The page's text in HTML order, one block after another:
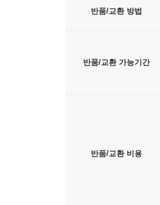
반품/교환 방법
반품/교환 가능기간
반품/교환 비용